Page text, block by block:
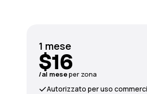
1 mese
$16
/al meseper zona
Autorizzato per uso